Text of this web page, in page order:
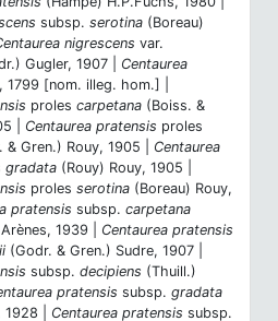
subsp. serotina (Boreau)
nigrescens var.
Gugler, 1907 | Centaurea
1799 [nom. illeg. hom.] |
proles carpetana (Boiss. &
| Centaurea pratensis proles
& Gren.) Rouy, 1905 | Centaurea
gradata (Rouy) Rouy, 1905 |
proles serotina (Boreau) Rouy,
pratensis subsp. carpetana
1939 | Centaurea pratensis
(Godr. & Gren.) Sudre, 1907 |
subsp. decipiens (Thuill.)
pratensis subsp. gradata
1928 | Centaurea pratensis subsp.